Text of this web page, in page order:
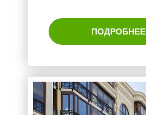
ПОДРОБНЕЕ